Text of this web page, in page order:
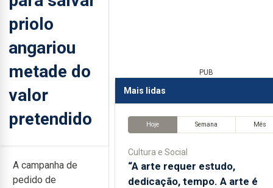
priolo
angariou
metade do
valor
pretendido
A campanha de
pedido de
PUB
Mais lidas
Hoje Semana Mês
Cultura e Social
“A arte requer estudo,
dedicação, tempo. A arte é